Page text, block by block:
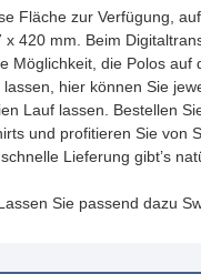
Fläche zur Verfügung,
x 420 mm. Beim
Möglichkeit, die Polos auf
lassen, hier können Sie
Lauf lassen. Bestellen
und profitieren Sie von
Lieferung gibt’s
Sie passend dazu